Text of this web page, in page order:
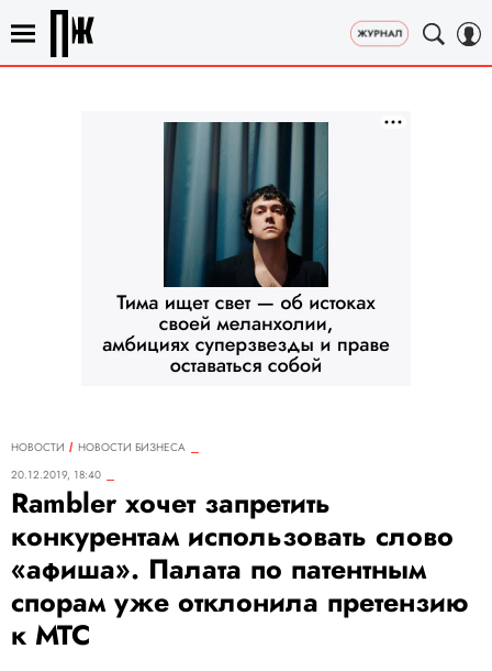
НОВОСТИ
НОВОСТИ БИЗНЕСА
20.12.2019, 18:40
Rambler хочет запретить
конкурентам использовать слово
«афиша». Палата по патентным
спорам уже отклонила претензию
к МТС